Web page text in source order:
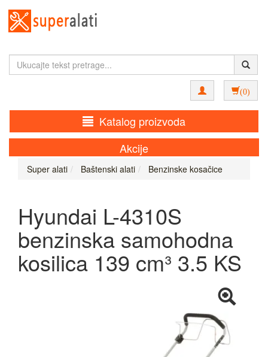
(0)
Katalog proizvoda
Akcije
Super alati Baštenski alati Benzinske kosačice
Hyundai L-4310S
benzinska samohodna
kosilica 139 cm³ 3.5 KS